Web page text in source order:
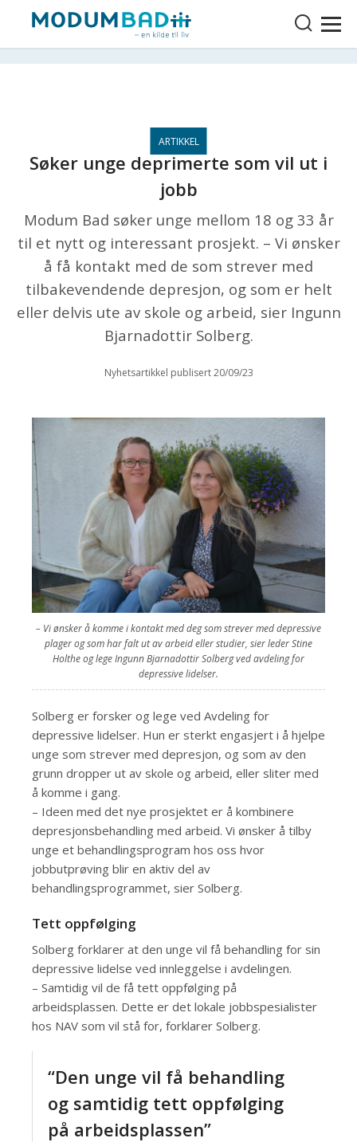
Søker unge deprimerte som vil ut i
jobb
Modum Bad søker unge mellom 18 og 33 år
til et nytt og interessant prosjekt. – Vi ønsker
å få kontakt med de som strever med
tilbakevendende depresjon, og som er helt
eller delvis ute av skole og arbeid, sier Ingunn
Bjarnadottir Solberg.
Nyhetsartikkel publisert 20/09/23
– Vi ønsker å komme i kontakt med deg som strever med depressive
plager og som har falt ut av arbeid eller studier, sier leder Stine
Holthe og lege Ingunn Bjarnadottir Solberg ved avdeling for
depressive lidelser.
Solberg er forsker og lege ved Avdeling for
depressive lidelser. Hun er sterkt engasjert i å hjelpe
unge som strever med depresjon, og som av den
grunn dropper ut av skole og arbeid, eller sliter med
å komme i gang.
– Ideen med det nye prosjektet er å kombinere
depresjonsbehandling med arbeid. Vi ønsker å tilby
unge et behandlingsprogram hos oss hvor
jobbutprøving blir en aktiv del av
behandlingsprogrammet, sier Solberg.
Tett oppfølging
Solberg forklarer at den unge vil få behandling for sin
depressive lidelse ved innleggelse i avdelingen.
– Samtidig vil de få tett oppfølging på
arbeidsplassen. Dette er det lokale jobbspesialister
hos NAV som vil stå for, forklarer Solberg.
“Den unge vil få behandling
og samtidig tett oppfølging
på arbeidsplassen”